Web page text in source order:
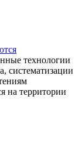
технологии
систематизации
на территории